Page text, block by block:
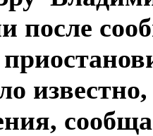
после